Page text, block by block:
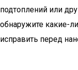
подтоплений или
обнаружите какие-
исправить перед